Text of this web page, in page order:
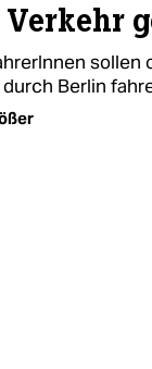
Verkehr
Berlin